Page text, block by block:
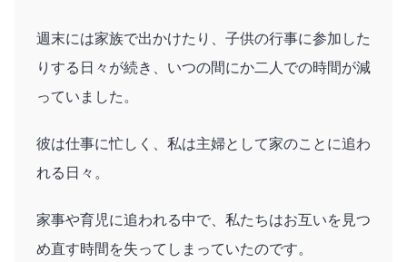
週末には家族で出かけたり、子供の行事に参加した
りする日々が続き、いつの間にか二人での時間が減
っていました。
彼は仕事に忙しく、私は主婦として家のことに追わ
れる日々。
家事や育児に追われる中で、私たちはお互いを見つ
め直す時間を失ってしまっていたのです。